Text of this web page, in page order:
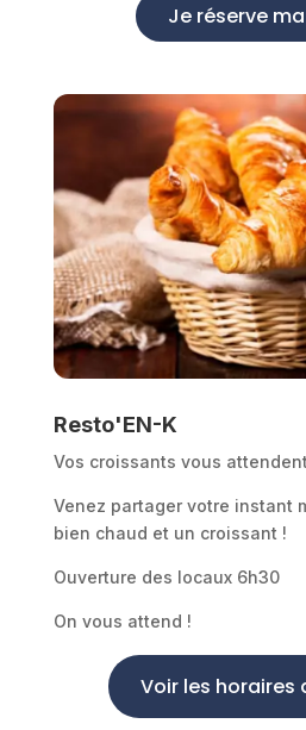
Je réserve
Resto'EN-K
Vos croissants vous
Venez partager votre instant
bien chaud et un croissant !
Ouverture des locaux 6h30
On vous attend !
Voir les horaires